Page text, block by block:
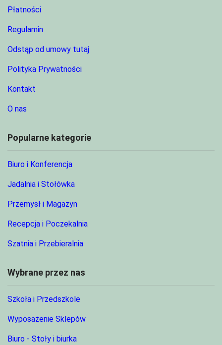
Płatności
Regulamin
Odstąp od umowy tutaj
Polityka Prywatności
Kontakt
O nas
Popularne kategorie
Biuro i Konferencja
Jadalnia i Stołówka
Przemysł i Magazyn
Recepcja i Poczekalnia
Szatnia i Przebieralnia
Wybrane przez nas
Szkoła i Przedszkole
Wyposażenie Sklepów
Biuro - Stoły i biurka